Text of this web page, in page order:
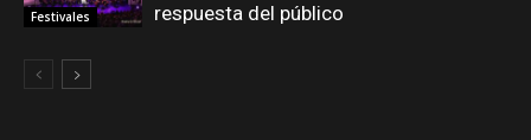
Festivales
respuesta del público